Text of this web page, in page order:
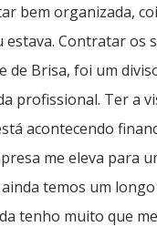
bem organizada,
estava. Contratar os
de Brisa, foi um
profissional. Ter a
acontecendo
me eleva para
temos um
tenho muito que